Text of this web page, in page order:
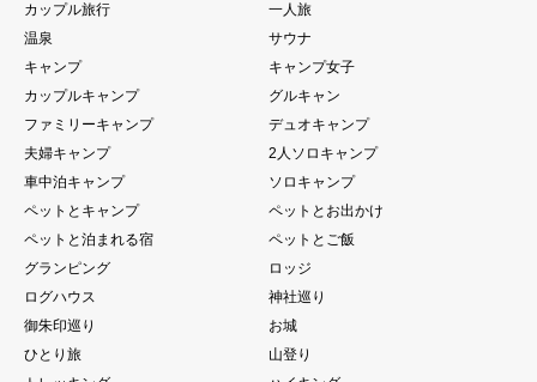
カップル旅行
一人旅
温泉
サウナ
キャンプ
キャンプ女子
カップルキャンプ
グルキャン
ファミリーキャンプ
デュオキャンプ
夫婦キャンプ
2人ソロキャンプ
車中泊キャンプ
ソロキャンプ
ペットとキャンプ
ペットとお出かけ
ペットと泊まれる宿
ペットとご飯
グランピング
ロッジ
ログハウス
神社巡り
御朱印巡り
お城
ひとり旅
山登り